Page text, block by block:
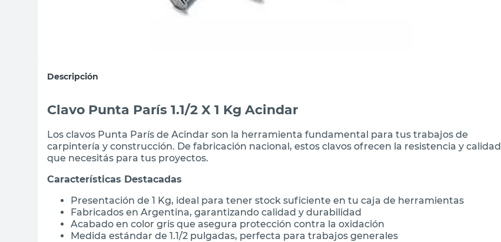
Descripción
Clavo Punta París 1.1/2 X 1 Kg Acindar
Los clavos Punta París de Acindar son la herramienta fundamental para tus trabajos de
carpintería y construcción. De fabricación nacional, estos clavos ofrecen la resistencia y calidad
que necesitás para tus proyectos.
Características Destacadas
Presentación de 1 Kg, ideal para tener stock suficiente en tu caja de herramientas
Fabricados en Argentina, garantizando calidad y durabilidad
Acabado en color gris que asegura protección contra la oxidación
Medida estándar de 1.1/2 pulgadas, perfecta para trabajos generales